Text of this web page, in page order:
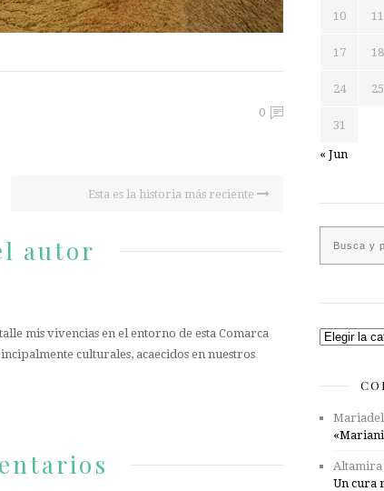
0
Esta es la historia más reciente
autor
mis vivencias en el entorno de esta Comarca
culturales, acaecidos en nuestros
10 11
17 18
24 25
31
« Jun
Categorías
Mariadel
Altamira
Un cura